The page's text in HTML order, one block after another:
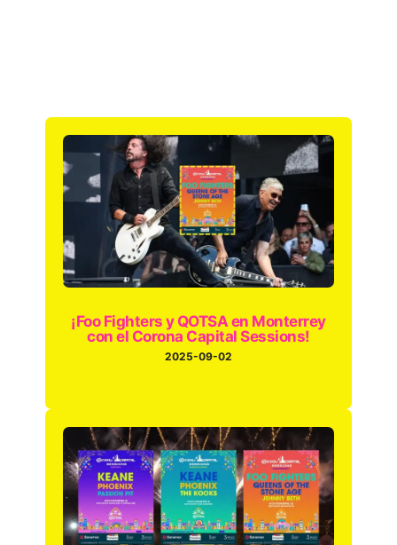
¡Foo Fighters y QOTSA en Monterrey
con el Corona Capital Sessions!
2025-09-02